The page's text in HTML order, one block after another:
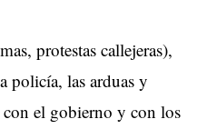
protestas callejeras),
policía, las arduas y
el gobierno y con los